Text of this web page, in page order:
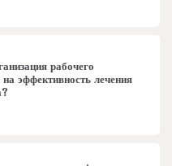
рабочего
на эффективность лечения